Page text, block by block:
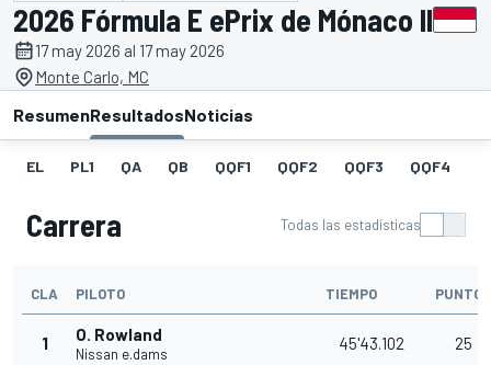
2026 Fórmula E ePrix de Mónaco II
17 may 2026 al 17 may 2026
Monte Carlo, MC
ResumenResultadosNoticias
EL PL1 QA QB QQF1 QQF2 QQF3 QQF4
Carrera Todas las estadísticas
CLA PILOTO TIEMPO PUNTOS
1 O. Rowland
Nissan e.dams
45'43.102 25